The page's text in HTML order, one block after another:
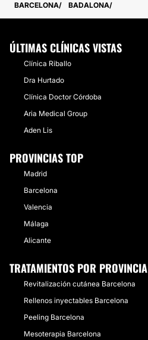
BARCELONA
BADALONA
ÚLTIMAS CLÍNICAS VISTAS
Clínica Riballo
Dra Hurtado
Clínica Doctor Córdoba
Aria Medical Group
Aden Lis
PROVINCIAS TOP
Madrid
Barcelona
Valencia
Málaga
Alicante
TRATAMIENTOS POR PROVINCIA
Revitalización cutánea Barcelona
Rellenos inyectables Barcelona
Peeling Barcelona
Mesoterapia Barcelona